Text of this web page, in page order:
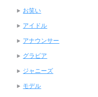
お笑い
アイドル
アナウンサー
グラビア
ジャニーズ
モデル